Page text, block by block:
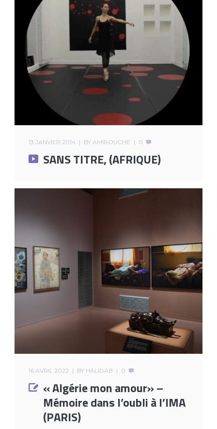
13 JANVIER 2014 BY AMIROUCHE 0
SANS TITRE, (AFRIQUE)
16 AVRIL 2022 BY HALIDAB 0
« Algérie mon amour» –
Mémoire dans l’oubli à l’IMA
(PARIS)